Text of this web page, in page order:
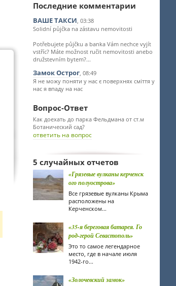
Последние комментарии
ВАШЕ ТАКСИ, 03:38
Solidní půjčka na zástavu nemovitosti
Potřebujete půjčku a banka Vám nechce vyjít
vstříc? Máte možnost ručit nemovitosti anebo
družstevním bytem?...
Замок Острог, 08:49
Я не можу поняти у нас є поверхнях сміття у
нас я впаду на нас
Вопрос-Ответ
Как доехать до парка Фельдмана от ст.м
Ботанический сад?
ответить на вопрос
5 случайных отчетов
«Грязевые вулканы керченск
ого полуострова»
Все грязевые вулканы Крыма
расположены на
Керченском...
«35-я береговая батарея. Го
род-герой Севастополь»
Это то самое легендарное
место, где в начале июля
1942-го...
«Золочевский замок»